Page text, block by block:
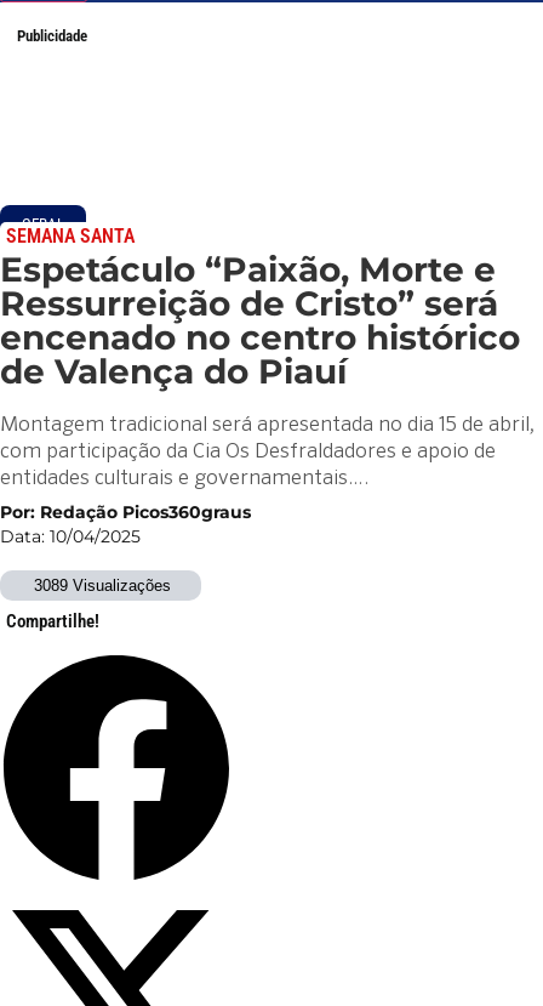
Publicidade
GERAL
SEMANA SANTA
Espetáculo “Paixão, Morte e
Ressurreição de Cristo” será
encenado no centro histórico
de Valença do Piauí
Montagem tradicional será apresentada no dia 15 de abril,
com participação da Cia Os Desfraldadores e apoio de
entidades culturais e governamentais….
Por: Redação Picos360graus
Data: 10/04/2025
3089 Visualizações
Compartilhe!